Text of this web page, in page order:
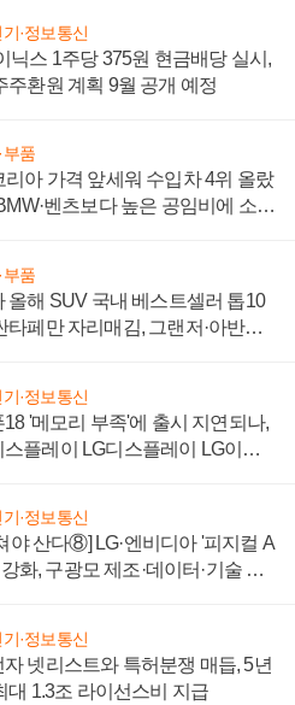
·정보통신
닉스 1주당 375원 현금배당 실시,
주환원 계획 9월 공개 예정
부품
리아 가격 앞세워 수입차 4위 올랐
벤츠보다 높은 공임비에 소비
부품
올해 SUV 국내 베스트셀러 톱10
타페만 자리매김, 그랜저·아반떼
·정보통신
'메모리 부족'에 출시 지연되나,
스플레이 LG디스플레이 LG이노
·정보통신
야 산다⑧] LG·엔비디아 '피지컬 A
강화, 구광모 제조·데이터·기술 결
·정보통신
넷리스트와 특허분쟁 매듭, 5년
대 1.3조 라이선스비 지급